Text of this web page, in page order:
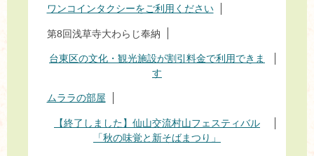
ワンコインタクシーをご利用ください
第8回浅草寺大わらじ奉納
台東区の文化・観光施設が割引料金で利用できま
す
ムララの部屋
【終了しました】仙山交流村山フェスティバル
「秋の味覚と新そばまつり」